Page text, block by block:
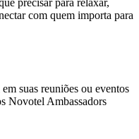
precisar para relaxar,
com quem importa para
suas reuniões ou eventos
Novotel Ambassadors